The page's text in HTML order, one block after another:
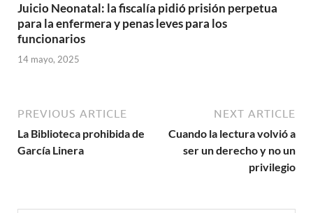
Juicio Neonatal: la fiscalía pidió prisión perpetua
para la enfermera y penas leves para los
funcionarios
14 mayo, 2025
PREVIOUS ARTICLE
La Biblioteca prohibida de
García Linera
NEXT ARTICLE
Cuando la lectura volvió a
ser un derecho y no un
privilegio